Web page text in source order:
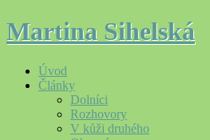
Martina Sihelská
Úvod
Články
Dolníci
Rozhovory
V kůži druhého